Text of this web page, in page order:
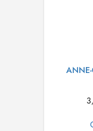
ANNE-